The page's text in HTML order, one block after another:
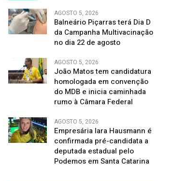
AGOSTO 5, 2026
Balneário Piçarras terá Dia D
da Campanha Multivacinação
no dia 22 de agosto
AGOSTO 5, 2026
João Matos tem candidatura
homologada em convenção
do MDB e inicia caminhada
rumo à Câmara Federal
AGOSTO 5, 2026
Empresária Iara Hausmann é
confirmada pré-candidata a
deputada estadual pelo
Podemos em Santa Catarina